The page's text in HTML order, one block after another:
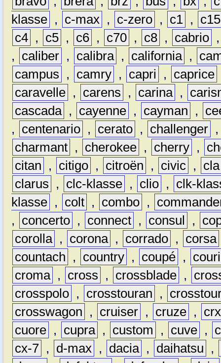
klasse , c-max , c-zero , c1 ,
c15
c4 , c5 , c6 , c70 , c8 , cabrio
,
caliber , calibra , california ,
campus
, camry , capri , caprice
caravelle , carens , carina ,
cascada , cayenne , cayman ,
,
centenario , cerato , challenger
charmant , cherokee , cherry ,
citan
, citigo , citroën , civic ,
cla
clarus
, clc-klasse , clio ,
clk-
klasse , colt , combo ,
,
concerto , connect , consul ,
corolla , corona , corrado , corsa
countach
, country , coupé ,
croma , cross , crossblade ,
crosspolo , crosstouran ,
crosswagon
, cruiser , cruze ,
crx
cuore , cupra , custom , cuve ,
cx-7 , d-max , dacia , daihatsu
,